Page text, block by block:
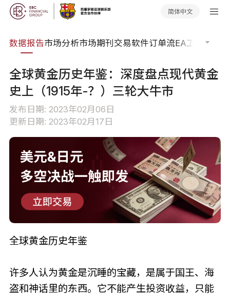
简体中文
数据报告市场分析市场期刊交易软件订单流EA工具库
全球黄金历史年鉴：深度盘点现代黄金
史上（1915年-？）三轮大牛市
发布日期: 2023年02月06日
更新日期: 2023年02月17日
全球黄金历史年鉴
许多人认为黄金是沉睡的宝藏，是属于国王、海
盗和神话里的东西。它不能产生投资收益，只能